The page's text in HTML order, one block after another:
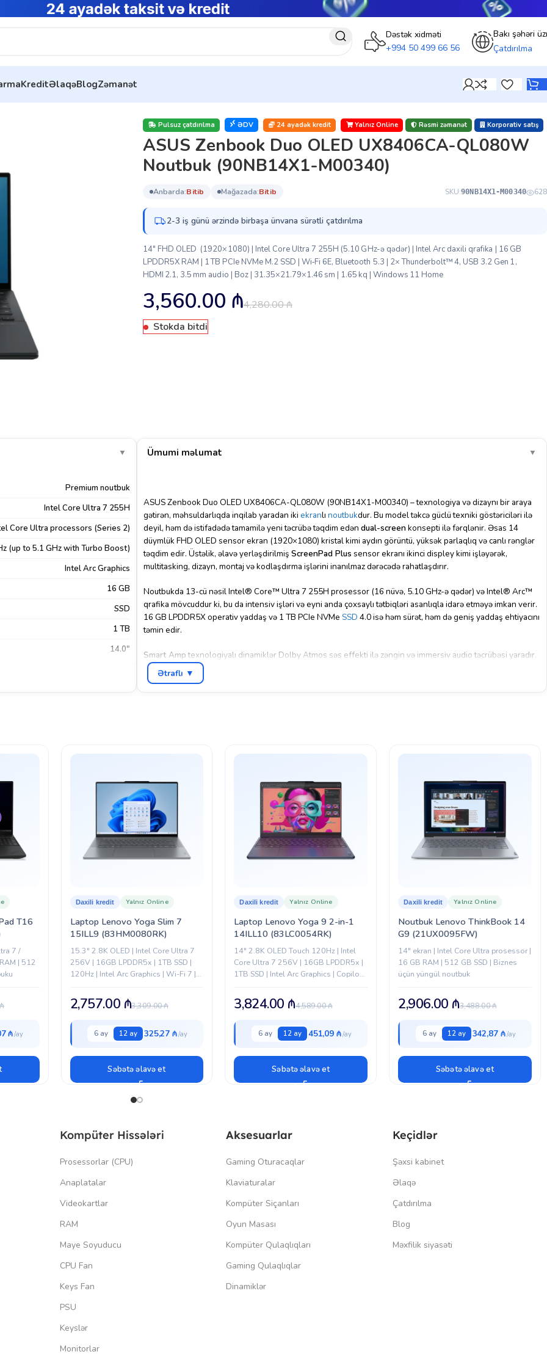
Dəstək xidməti
+994 50 499 66 56
Bakı şəhəri
Çatdırılma
KreditƏlaqəBlogZəmanət
Pulsuz çatdırılma ƏDV 24 ayadək kredit Yalnız Online Rəsmi zəmanət Korporativ satış
ASUS Zenbook Duo OLED UX8406CA-QL080W
Noutbuk (90NB14X1-M00340)
anbarda: bi̇ti̇b mağazada: bi̇ti̇b SKU:90NB14X1-M00340 628
2-3 iş günü ərzində birbaşa ünvana sürətli çatdırılma
14″ FHD OLED (1920×1080) | Intel Core Ultra 7 255H (5.10 GHz-ə qədər) | Intel Arc daxili qrafika | 16 GB
LPDDR5X RAM | 1 TB PCIe NVMe M.2 SSD | Wi‑Fi 6E, Bluetooth 5.3 | 2× Thunderbolt™ 4, USB 3.2 Gen 1,
HDMI 2.1, 3.5 mm audio | Boz | 31.35×21.79×1.46 sm | 1.65 kq | Windows 11 Home
4,280.00₼
3,560.00 ₼
Stokda bitdi
▼
Premium noutbuk
Intel Core Ultra 7 255H
Core Ultra processors (Series 2)
(up to 5.1 GHz with Turbo Boost)
Intel Arc Graphics
16 GB
SSD
1 TB
14.0"
Bəli
Inkwell Gray
Asus
Ümumi məlumat ▼
ASUS Zenbook Duo OLED UX8406CA-QL080W (90NB14X1-M00340) – texnologiya və dizaynı bir araya
gətirən, məhsuldarlıqda inqilab yaradan iki ekranlı noutbukdur. Bu model təkcə güclü texniki göstəriciləri ilə
deyil, həm də istifadədə tamamilə yeni təcrübə təqdim edən dual-screenkonsepti ilə fərqlənir. Əsas 14
düymlük FHD OLED sensor ekran (1920×1080) kristal kimi aydın görüntü, yüksək parlaqlıq və canlı rənglər
təqdim edir. Üstəlik, əlavə yerləşdirilmiş ScreenPad Plus sensor ekranı ikinci displey kimi işləyərək,
multitasking, dizayn, montaj və kodlaşdırma işlərini inanılmaz dərəcədə rahatlaşdırır.
Noutbukda 13-cü nəsil Intel® Core™ Ultra 7 255H prosessor (16 nüvə, 5.10 GHz-ə qədər) və Intel® Arc™
qrafika mövcuddur ki, bu da intensiv işləri və eyni anda çoxsaylı tətbiqləri asanlıqla idarə etməyə imkan verir.
16 GB LPDDR5X operativ yaddaş və 1 TB PCIe NVMe SSD 4.0 isə həm sürət, həm də geniş yaddaş ehtiyacını
təmin edir.
Smart Amptexnologiyalı dinamiklər Dolby Atmos səs effekti ilə zəngin və immersiv audio təcrübəsi yaradır.
Wi-Fi 6E və Bluetooth 5.3 sayəsində sürətli və sabit şəbəkə bağlantısı mövcuddur. 2× Thunderbolt™ 4, HDMI
2.1 və USB portları istənilən cihazı tez və rahat qoşmağa imkan verir.
Ətraflı ▼
T16
7 /
| 512
₼
₼
Laptop Lenovo Yoga Slim 7
15ILL9 (83HM0080RK)
Daxili kredit Yalnız Online
15.3" 2.8K OLED | Intel Core Ultra 7
256V | 16GB LPDDR5x | 1TB SSD |
120Hz | Intel Arc Graphics | Wi-Fi 7 |
3,309.00₼
2,757.00 ₼
6 ay 12 ay 325,27 ₼
Səbətə əlavə et
Laptop Lenovo Yoga 9 2-in-1
14ILL10 (83LC0054RK)
Daxili kredit Yalnız Online
14" 2.8K OLED Touch 120Hz | Intel
Core Ultra 7 256V | 16GB LPDDR5x |
1TB SSD | Intel Arc Graphics | Copilot+
4,589.00₼
3,824.00 ₼
6 ay 12 ay 451,09 ₼
Səbətə əlavə et
Noutbuk Lenovo ThinkBook 14
G9 (21UX0095FW)
Daxili kredit Yalnız Online
14″ ekran | Intel Core Ultra prosessor |
16 GB RAM | 512 GB SSD | Biznes
üçün yüngül noutbuk
3,488.00₼
2,906.00 ₼
6 ay 12 ay 342,87 ₼
Səbətə əlavə et
Kompüter Hissələri
Prosessorlar (CPU)
Anaplatalar
Videokartlar
RAM
Maye Soyuducu
CPU Fan
Keys Fan
PSU
Keyslər
Monitorlar
Aksesuarlar
Gaming Oturacaqlar
Klaviaturalar
Kompüter Siçanları
Oyun Masası
Kompüter Qulaqlıqları
Gaming Qulaqlıqlar
Dinamiklər
Keçidlər
Şəxsi kabinet
Əlaqə
Çatdırılma
Blog
Məxfilik siyasəti